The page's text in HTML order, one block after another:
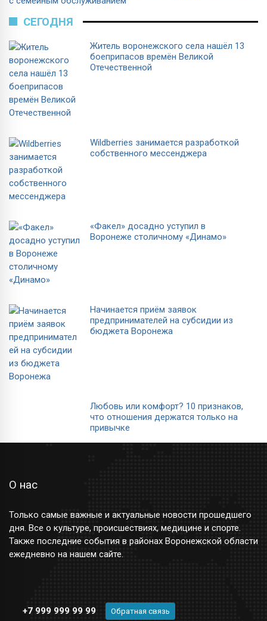
СЕГОДНЯ
Житель воронежского села нашёл 13
боеприпасов времён Великой
Отечественной
Wildberries занимается разработкой
собственного мессенджера
«Факел» досадно уступил в
Воронеже столичному «Динамо»
Начинается приём заявок
предпринимателей на субсидии из
бюджета Воронежа
Любовь или комфорт? 10 признаков,
что отношения держатся только на
привычке
О нас
Только самые важные и актуальные новости прошедшего
дня. Все о культуре, происшествиях, медицине и спорте.
Также последние события в районах Воронежской области
ежедневно на нашем сайте.
+7 999 999 99 99 Обратная связь